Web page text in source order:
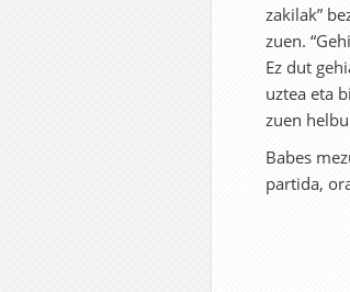
zakilak”
zuen.
Ez dut
uztea eta
zuen
Babes
partida,